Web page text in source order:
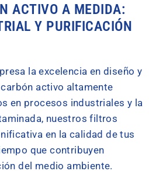
ACTIVO A MEDIDA:
Y PURIFICACIÓN
la excelencia en diseño y
activo altamente
en procesos industriales y la
nuestros filtros
en la calidad de tus
que contribuyen
del medio ambiente.